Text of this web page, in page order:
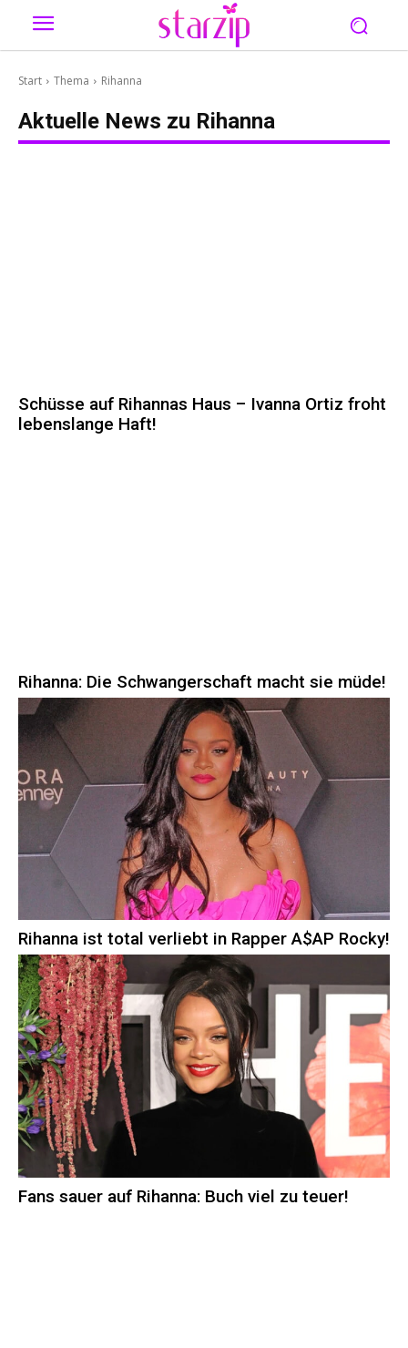
Start Thema Rihanna
Aktuelle News zu Rihanna
Schüsse auf Rihannas Haus – Ivanna Ortiz froht
lebenslange Haft!
Rihanna: Die Schwangerschaft macht sie müde!
Rihanna ist total verliebt in Rapper A$AP Rocky!
Fans sauer auf Rihanna: Buch viel zu teuer!